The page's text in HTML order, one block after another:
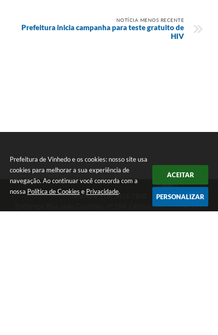
Prefeitura de Vinhedo e os cookies: nosso site usa
cookies para melhorar a sua experiência de
navegação. Ao continuar você concorda com a
nossa Política de Cookies e Privacidade.
ACEITAR
PERSONALIZAR
NOTÍCIA MENOS RECENTE
Prefeitura inicia campanha para teste gratuito de
HIV
Telefone: (19) 3826-7800
Endereço: Rua João Corazzari, nº 394, Centro | CEP: 13280-091